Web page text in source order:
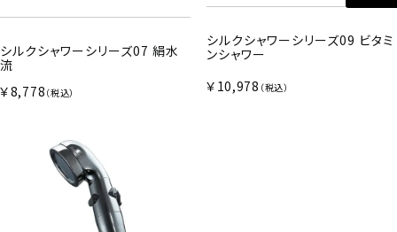
シルクシャワーシリーズ07 絹水
流
￥8,778 （税込）
シルクシャワーシリーズ09 ビタミ
ンシャワー
￥10,978 （税込）